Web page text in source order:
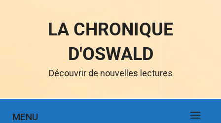
LA CHRONIQUE
D'OSWALD
Découvrir de nouvelles lectures
MENU